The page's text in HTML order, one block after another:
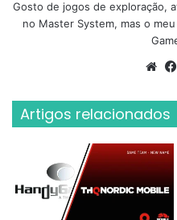
Gosto de jogos de exploração,
no Master System, mas o
Artigos relacionados